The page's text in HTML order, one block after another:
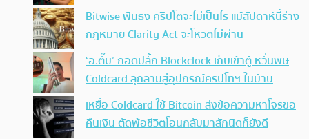
Bitwise ฟันธง คริปโตจะไม่เป็นไร แม้สัปดาห์นี้ร่าง
กฎหมาย Clarity Act จะโหวตไม่ผ่าน
‘อ.ตั๊ม’ ถอดปลั้ก Blockclock เก็บเข้าตู้ หวั่นพิษ
Coldcard ลุกลามสู่อุปกรณ์คริปโทฯ ในบ้าน
เหยื่อ Coldcard ใช้ Bitcoin ส่งข้อความหาโจรขอ
คืนเงิน ตัดพ้อชีวิตโอนกลับมาสักนิดก็ยังดี